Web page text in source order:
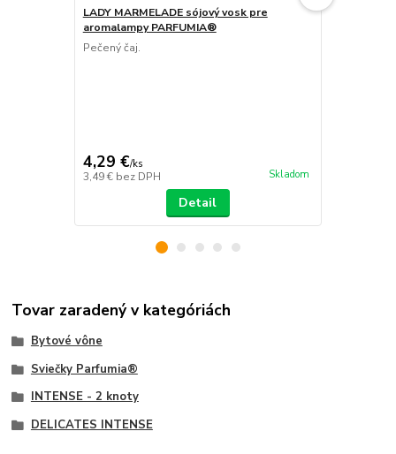
LADY MARMELADE sójový vosk pre
aromalampy PARFUMIA®
Pečený čaj.
4,29 €/ks
3,49 € bez DPH Skladom
Detail
Tovar zaradený v kategóriách
Bytové vône
Sviečky Parfumia®
INTENSE - 2 knoty
DELICATES INTENSE